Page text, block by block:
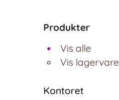
Produkter
Vis alle
Vis lagervare
Kontoret